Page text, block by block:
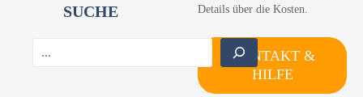
SUCHE
Details über die Kosten.
KONTAKT &
HILFE